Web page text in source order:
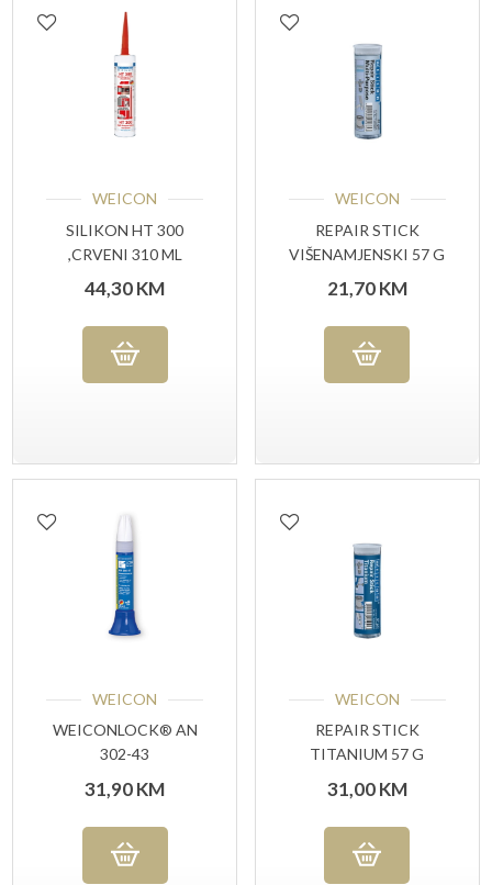
WEICON
SILIKON HT 300
,CRVENI 310 ML
44,30KM
WEICON
REPAIR STICK
VIŠENAMJENSKI 57 G
21,70KM
WEICON
WEICONLOCK® AN
302-43
VIJAKA 20 ML
31,90KM
WEICON
REPAIR STICK
TITANIUM 57 G
31,00KM